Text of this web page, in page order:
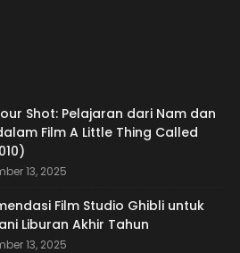
Shot: Pelajaran dari Nam dan
Film A Little Thing Called
13, 2025
Film Studio Ghibli untuk
Liburan Akhir Tahun
13, 2025